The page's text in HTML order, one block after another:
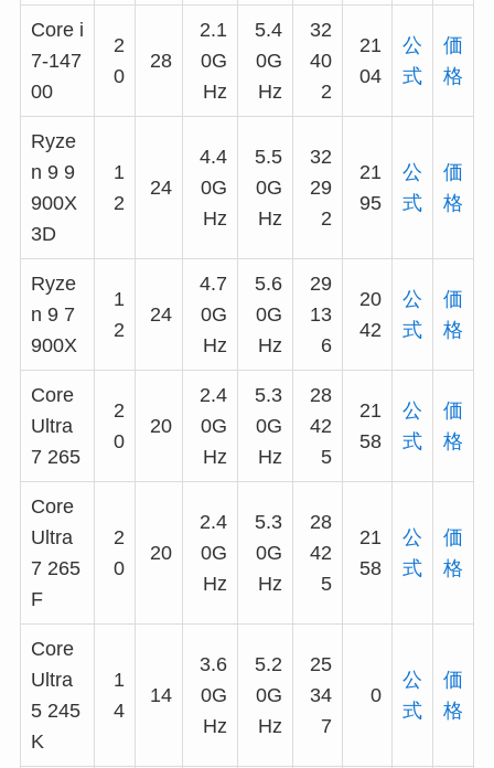
Core i
7-147
00
2
0
28
2.1
0G
Hz
5.4
0G
Hz
32
40
2
21
04
公
式
価
格
Ryze
n 9 9
900X
3D
1
2
24
4.4
0G
Hz
5.5
0G
Hz
32
29
2
21
95
公
式
価
格
Ryze
n 9 7
900X
1
2
24
4.7
0G
Hz
5.6
0G
Hz
29
13
6
20
42
公
式
価
格
Core
Ultra
7 265
2
0
20
2.4
0G
Hz
5.3
0G
Hz
28
42
5
21
58
公
式
価
格
Core
Ultra
7 265
F
2
0
20
2.4
0G
Hz
5.3
0G
Hz
28
42
5
21
58
公
式
価
格
Core
Ultra
5 245
K
1
4
14
3.6
0G
Hz
5.2
0G
Hz
25
34
7
0
公
式
価
格